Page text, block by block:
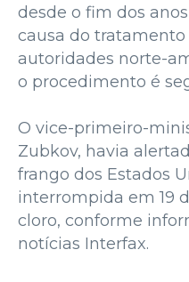
desde o fim dos
causa do tratamento
autoridades norte-
o procedimento é
O vice-primeiro-
Zubkov, havia
frango dos Estados
interrompida em 19
cloro, conforme
notícias Interfax.